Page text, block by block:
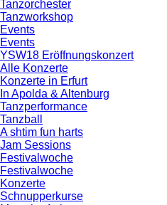
Tanzorchester
Tanzworkshop
Events
Events
YSW18 Eröffnungskonzert
Alle Konzerte
Konzerte in Erfurt
In Apolda & Altenburg
Tanzperformance
Tanzball
A shtim fun harts
Jam Sessions
Festivalwoche
Festivalwoche
Konzerte
Schnupperkurse